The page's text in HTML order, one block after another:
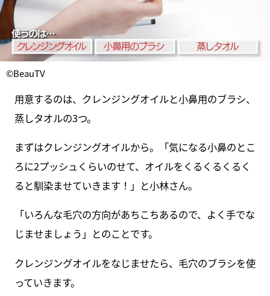
©BeauTV
用意するのは、クレンジングオイルと小鼻用のブラシ、
蒸しタオルの3つ。
まずはクレンジングオイルから。「気になる小鼻のとこ
ろに2プッシュくらいのせて、オイルをくるくるくるく
ると馴染ませていきます！」と小林さん。
「いろんな毛穴の方向があちこちあるので、よく手でな
じませましょう」とのことです。
クレンジングオイルをなじませたら、毛穴のブラシを使
っていきます。